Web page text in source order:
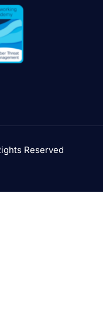
Reserved